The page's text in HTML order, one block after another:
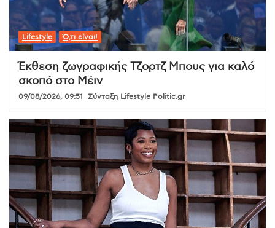
Lifestyle Ό,τι είναι!
Έκθεση ζωγραφικής Τζορτζ Μπους για καλό
σκοπό στο Μέιν
09/08/2026, 09:51 Σύνταξη Lifestyle Politic.gr